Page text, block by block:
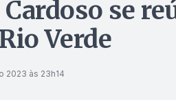
se
Verde
2023 às 23h14